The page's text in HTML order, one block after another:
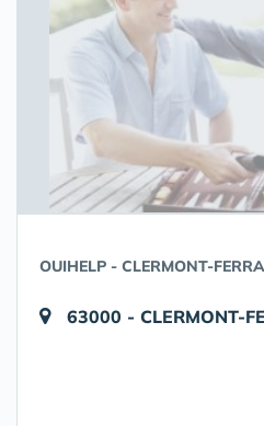
OUIHELP - CLERMONT-
63000 - CLERMONT-